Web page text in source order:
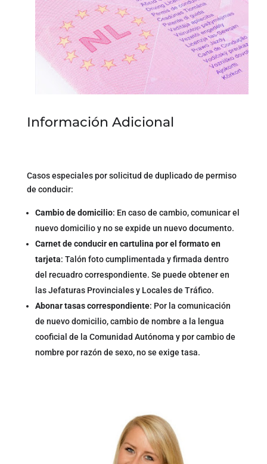
Información Adicional
Casos especiales por solicitud de duplicado de permiso
de conducir:
Cambio de domicilio: En caso de cambio, comunicar el
nuevo domicilio y no se expide un nuevo documento.
Carnet de conducir en cartulina por el formato en
tarjeta: Talón foto cumplimentada y firmada dentro
del recuadro correspondiente. Se puede obtener en
las Jefaturas Provinciales y Locales de Tráfico.
Abonar tasas correspondiente: Por la comunicación
de nuevo domicilio, cambio de nombre a la lengua
cooficial de la Comunidad Autónoma y por cambio de
nombre por razón de sexo, no se exige tasa.